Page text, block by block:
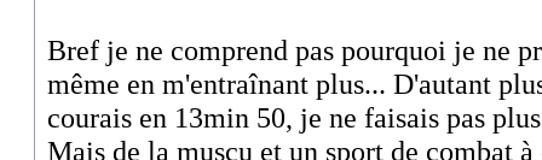
Bref je ne comprend pas pourquoi je ne
même en m'entraînant plus... D'autant
courais en 13min 50, je ne faisais pas
Mais de la muscu et un sport de combat